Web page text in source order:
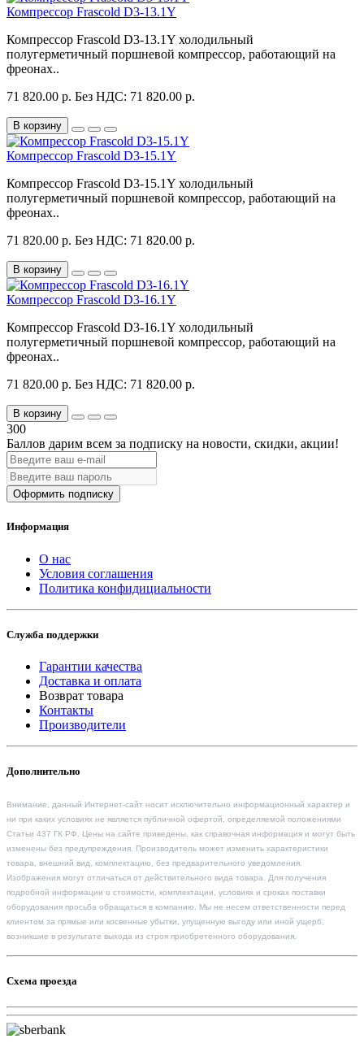
Компрессор Frascold D3-13.1Y
Компрессор Frascold D3-13.1Y холодильный
полугерметичный поршневой компрессор, работающий на
фреонах..
71 820.00 р. Без НДС: 71 820.00 р.
В корзину
Компрессор Frascold D3-15.1Y
Компрессор Frascold D3-15.1Y холодильный
полугерметичный поршневой компрессор, работающий на
фреонах..
71 820.00 р. Без НДС: 71 820.00 р.
В корзину
Компрессор Frascold D3-16.1Y
Компрессор Frascold D3-16.1Y холодильный
полугерметичный поршневой компрессор, работающий на
фреонах..
71 820.00 р. Без НДС: 71 820.00 р.
В корзину
300
Баллов дарим всем за подписку на новости, скидки, акции!
Оформить подписку
Информация
О нас
Условия соглашения
Политика конфидициальности
Служба поддержки
Гарантии качества
Доставка и оплата
Возврат товара
Контакты
Производители
Дополнительно
Внимание, данный Интернет-сайт носит исключительно информационный характер и
ни при каких условиях не является публичной офертой, определяемой положениями
Статьи 437 ГК РФ. Цены на сайте приведены, как справочная информация и могут быть
изменены без предупреждения. Производитель может изменить характеристики
товара, внешний вид, комплектацию, без предварительного уведомления.
Изображения могут отличаться от действительного вида товара. Для получения
подробной информации о стоимости, комплектации, условиях и сроках поставки
оборудования просьба обращаться в компанию. Мы не несем ответственности перед
клиентом за прямые или косвенные убытки, упущенную выгоду или иной ущерб,
возникшие в результате выхода из строя приобретенного оборудования.
Схема проезда